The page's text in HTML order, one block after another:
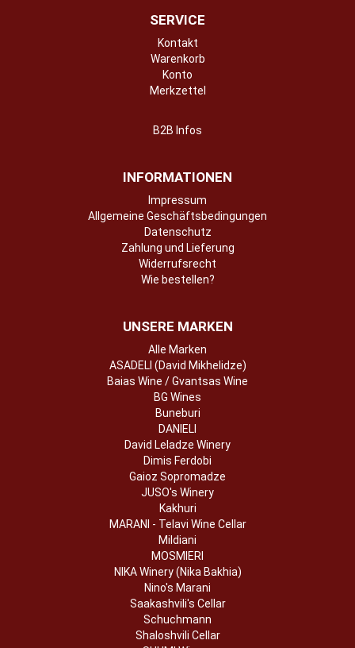
SERVICE
Kontakt
Warenkorb
Konto
Merkzettel
B2B Infos
INFORMATIONEN
Impressum
Allgemeine Geschäftsbedingungen
Datenschutz
Zahlung und Lieferung
Widerrufsrecht
Wie bestellen?
UNSERE MARKEN
Alle Marken
ASADELI (David Mikhelidze)
Baias Wine / Gvantsas Wine
BG Wines
Buneburi
DANIELI
David Leladze Winery
Dimis Ferdobi
Gaioz Sopromadze
JUSO's Winery
Kakhuri
MARANI - Telavi Wine Cellar
Mildiani
MOSMIERI
NIKA Winery (Nika Bakhia)
Nino's Marani
Saakashvili's Cellar
Schuchmann
Shaloshvili Cellar